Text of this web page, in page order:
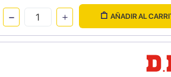
AÑADIR AL